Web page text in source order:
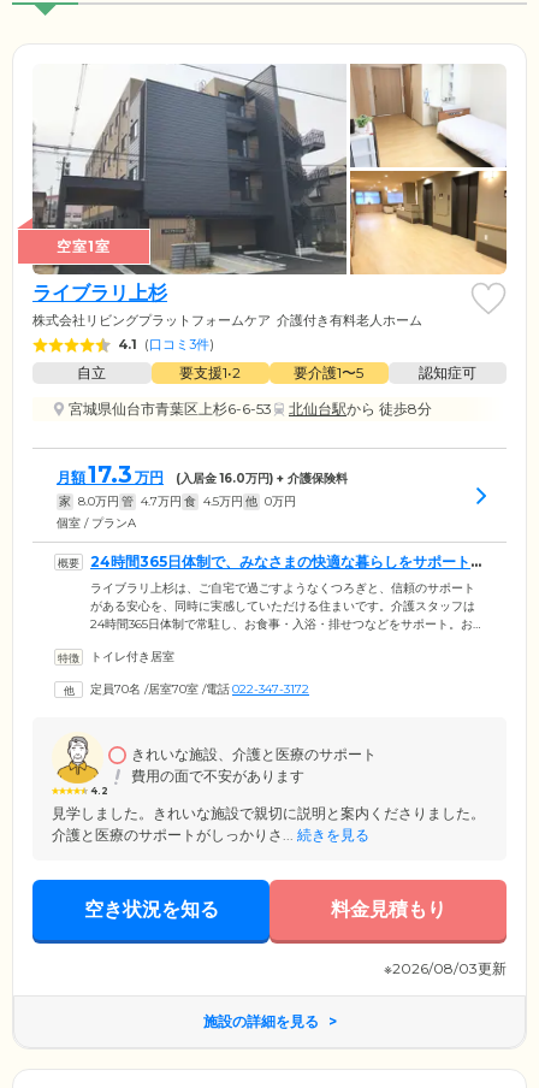
空室1室
ライブラリ上杉
株式会社リビングプラットフォームケア 介護付き有料老人ホーム
4.1 (口コミ3件)
自立 要支援1•2 要介護1〜5
認知症可
宮城県仙台市青葉区上杉6-6-53
北仙台駅から 徒歩8分
月額17.3 万円 (入居金16.0万円) + 介護保険料
家 8.0万円 管 4.7万円 食 4.5万円 他 0万円
個室 / プランA
24時間365日体制で、みなさまの快適な暮らしをサポートし
ます
ライブラリ上杉は、ご自宅で過ごすようなくつろぎと、信頼のサポート
がある安心を、同時に実感していただける住まいです。介護スタッフは
24時間365日体制で常駐し、お食事・入浴・排せつなどをサポート。お部
を備えているため、周囲を気にせずご自分のペースでご使用が可能で
可能ですので、お気軽にお問い合わせください。また、当ホームでは介
トイレ付き居室
定員70名 /居室70室 /電話022-347-3172
4.2
きれいな施設、介護と医療のサポート
費用の面で不安があります
見学しました。きれいな施設で親切に説明と案内くださりました。
介護と医療のサポートがしっかりさ... 続きを見る
空き状況を知る 料金見積もり
※2026/08/03更新
施設の詳細を見る